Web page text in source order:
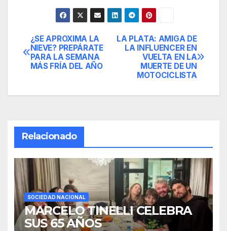
Navegación
de
LA PLATA: AMIGA DE
LA INFLUENCER EN
VUELTA EN LA
MUERTE DE UN
MOTOCICLISTA
¿SE APROXIMA LA
NIEVE? PREPÁRATE
PARA LA SEMANA
MÁS FRÍA DEL AÑO
Relacionado
SOCIEDAD NACIONAL
MARCELO TINELLI CELEBRA
SUS 65 AÑOS